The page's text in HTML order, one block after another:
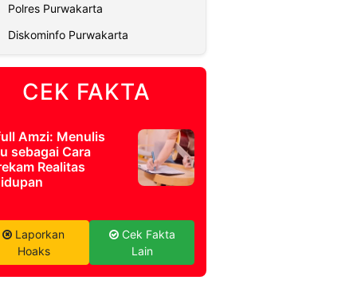
Polres Purwakarta
Diskominfo Purwakarta
CEK FAKTA
Amzi: Menulis
sebagai Cara
Realitas
Laporkan
Hoaks
Cek Fakta
Lain